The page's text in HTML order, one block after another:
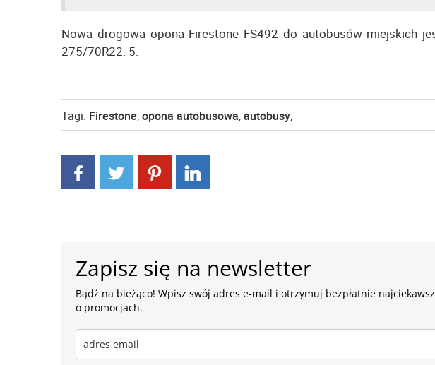
Nowa drogowa opona Firestone FS492 do autobusów miejskich
275/70R22. 5.
Tagi: Firestone,opona autobusowa,autobusy,
Zapisz się na newsletter
Bądź na bieżąco! Wpisz swój adres e-mail i otrzymuj bezpłatnie
o promocjach.